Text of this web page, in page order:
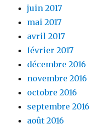
juin 2017
mai 2017
avril 2017
février 2017
décembre 2016
novembre 2016
octobre 2016
septembre 2016
août 2016